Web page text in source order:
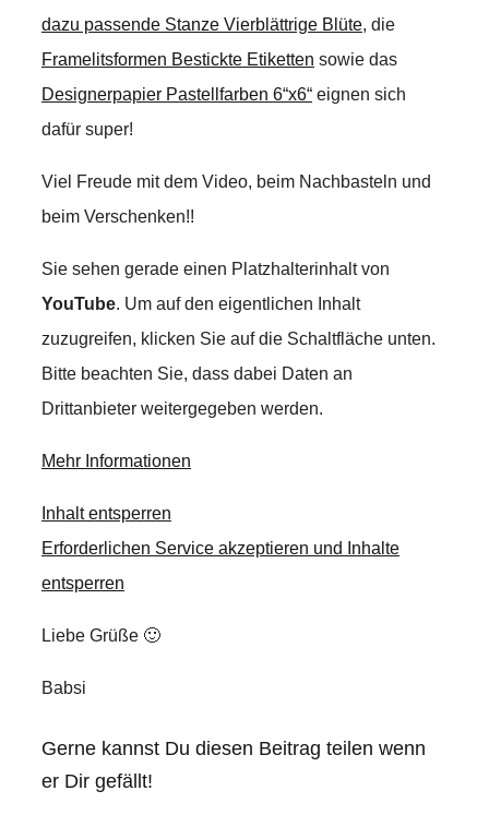
dazu passende Stanze Vierblättrige Blüte, die
Framelitsformen Bestickte Etiketten sowie das
Designerpapier Pastellfarben 6“x6“ eignen sich
dafür super!
Viel Freude mit dem Video, beim Nachbasteln und
beim Verschenken!!
Sie sehen gerade einen Platzhalterinhalt von
YouTube. Um auf den eigentlichen Inhalt
zuzugreifen, klicken Sie auf die Schaltfläche unten.
Bitte beachten Sie, dass dabei Daten an
Drittanbieter weitergegeben werden.
Mehr Informationen
Inhalt entsperren
Erforderlichen Service akzeptieren und Inhalte
entsperren
Liebe Grüße 🙂
Babsi
Gerne kannst Du diesen Beitrag teilen wenn
er Dir gefällt!